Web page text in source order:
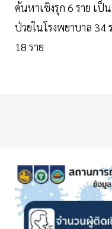
ค้นหาเชิงรุก 6 ราย เป็
ป่วยในโรงพยาบาล 34
18 ราย